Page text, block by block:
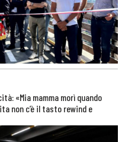
«Mia mamma morì quando
non c’è il tasto rewind e